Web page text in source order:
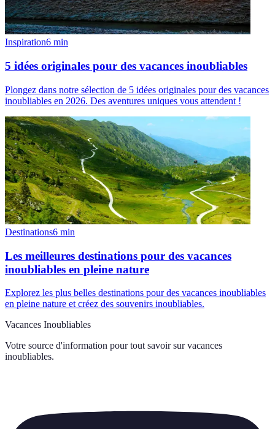
Inspiration6 min
5 idées originales pour des vacances inoubliables
Plongez dans notre sélection de 5 idées originales pour des vacances
inoubliables en 2026. Des aventures uniques vous attendent !
Destinations6 min
Les meilleures destinations pour des vacances
inoubliables en pleine nature
Explorez les plus belles destinations pour des vacances inoubliables
en pleine nature et créez des souvenirs inoubliables.
Vacances Inoubliables
Votre source d'information pour tout savoir sur vacances
inoubliables.